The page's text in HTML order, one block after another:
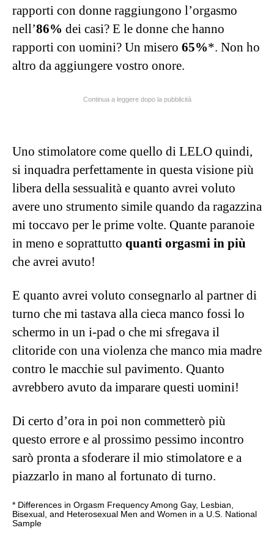
rapporti con donne raggiungono l’orgasmo
nell’86% dei casi? E le donne che hanno
rapporti con uomini? Un misero 65%*. Non ho
altro da aggiungere vostro onore.
Continua a leggere dopo la pubblicità
Uno stimolatore come quello di LELO quindi,
si inquadra perfettamente in questa visione più
libera della sessualità e quanto avrei voluto
avere uno strumento simile quando da ragazzina
mi toccavo per le prime volte. Quante paranoie
in meno e soprattutto quanti orgasmi in più
che avrei avuto!
E quanto avrei voluto consegnarlo al partner di
turno che mi tastava alla cieca manco fossi lo
schermo in un i-pad o che mi sfregava il
clitoride con una violenza che manco mia madre
contro le macchie sul pavimento. Quanto
avrebbero avuto da imparare questi uomini!
Di certo d’ora in poi non commetterò più
questo errore e al prossimo pessimo incontro
sarò pronta a sfoderare il mio stimolatore e a
piazzarlo in mano al fortunato di turno.
* Differences in Orgasm Frequency Among Gay, Lesbian,
Bisexual, and Heterosexual Men and Women in a U.S. National
Sample